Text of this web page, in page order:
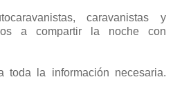
caravanistas y
a compartir la noche con
toda la información necesaria.